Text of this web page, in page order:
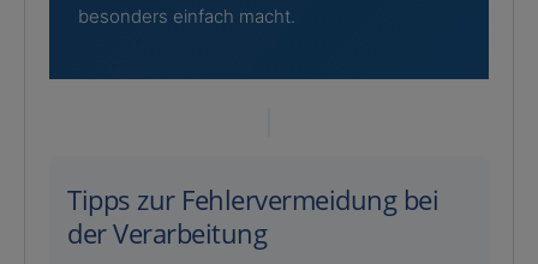
besonders einfach macht.
Tipps zur Fehlervermeidung bei
der Verarbeitung